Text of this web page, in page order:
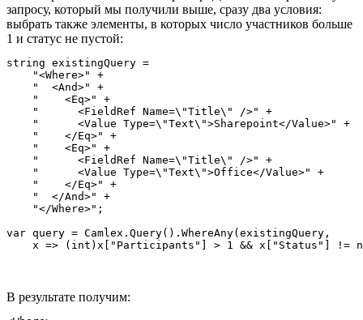
запросу, который мы получили выше, сразу два условия:
выбрать также элементы, в которых число участников больше
1 и статус не пустой:
string existingQuery =
    "<Where>" +
    "  <And>" +
    "    <Eq>" +
    "      <FieldRef Name=\"Title\" />" +
    "      <Value Type=\"Text\">Sharepoint</Value>" +
    "    </Eq>" +
    "    <Eq>" +
    "      <FieldRef Name=\"Title\" />" +
    "      <Value Type=\"Text\">Office</Value>" +
    "    </Eq>" +
    "  </And>" +
    "</Where>";
var query = Camlex.Query().WhereAny(existingQuery,
В результате получим: